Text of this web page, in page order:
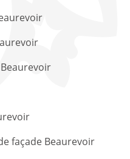
façade Beaurevoir